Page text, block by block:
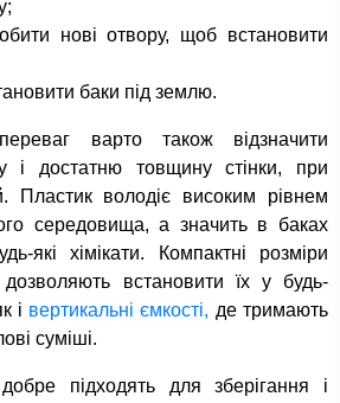
нові отвору, щоб встановити
баки під землю.
варто також відзначити
і достатню товщину стінки, при
Пластик володіє високим рівнем
середовища, а значить в баках
які хімікати. Компактні розміри
встановити їх у будь-
і вертикальні ємкості, де тримають
суміші.
підходять для зберігання і